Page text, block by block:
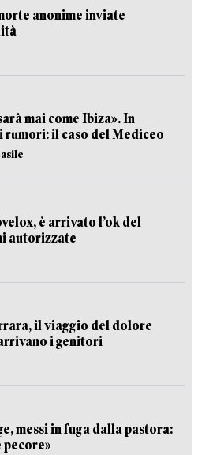
anonime inviate
mai come Ibiza». In
rumori: il caso del Mediceo
è arrivato l’ok del
autorizzate
il viaggio del dolore
i genitori
messi in fuga dalla pastora:
pecore»